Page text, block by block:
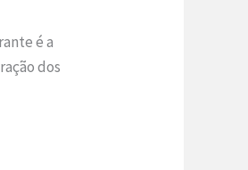
é a
dos